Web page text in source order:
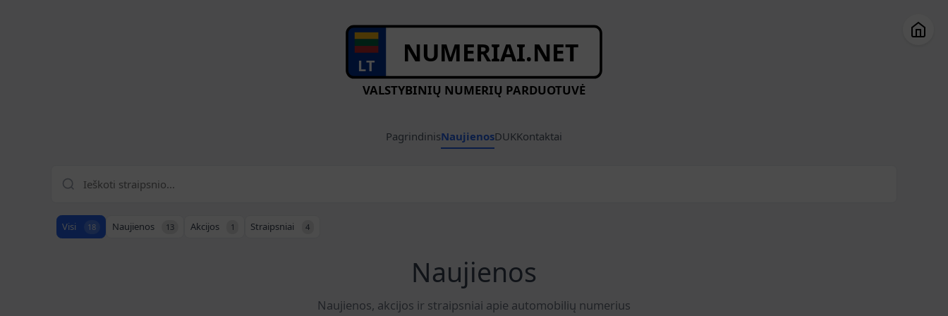
LT NUMERIAI.NET
VALSTYBINIŲ NUMERIŲ PARDUOTUVĖ
PagrindinisNaujienosDUKKontaktai
Visi 18 Naujienos 13 Akcijos 1 Straipsniai 4
Naujienos
Naujienos, akcijos ir straipsniai apie automobilių numerius